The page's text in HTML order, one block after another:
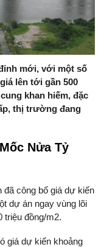
mới, với một số
lên tới gần 500
khan hiếm, đặc
thị trường đang
Nửa Tỷ
đã công bố giá dự kiến
dự án ngay vùng lõi
triệu đồng/m2.
giá dự kiến khoảng